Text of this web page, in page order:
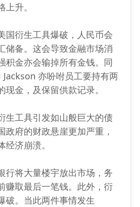
升。
国衍生工具爆破，人民币会
储备。这会导致金融市场消
积金亦会输掉所有金钱。同
亦吩咐员工要持有两
现金，及保留供款记录。
生工具引发如山般巨大的债
政府的财政悬崖更加严重，
济崩溃。
行将大量楼宇放出市场，务
赚取最后一笔钱。此外，衍
破。当此两件事情发生